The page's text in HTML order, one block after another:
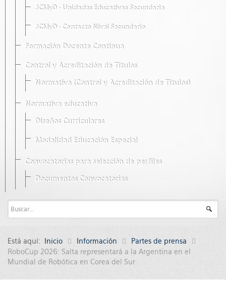
JCMyD · Unidades Educativas Secundaria
JCMyD · Contacto Nivel Secundario
Formación Docente Continua
Control y Acreditación de Títulos
Normativa (Control y Acreditación de Títulos)
Normativa educativa
Diseños Curriculares
Modalidad Educación Especial
Convocatorias para selección de perfiles
Documentos Convocatorias
Está aquí: Inicio Información
Partes de prensa
RoboCup 2026: Salta representará a la Argentina en el
Mundial de Robótica en Corea del Sur